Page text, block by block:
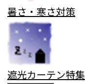
暑さ・寒さ対策
遮光カーテン特集